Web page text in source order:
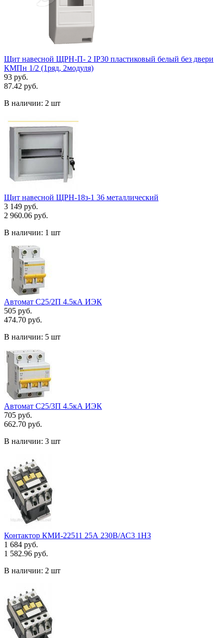
Щит навесной ЩРН-П- 2 IP30 пластиковый белый без двери
КМПн 1/2 (1ряд, 2модуля)
93 руб.
87.42 руб.
В наличии: 2 шт
Щит навесной ЩРН-18з-1 36 металлический
3 149 руб.
2 960.06 руб.
В наличии: 1 шт
Автомат C25/2П 4.5кА ИЭК
505 руб.
474.70 руб.
В наличии: 5 шт
Автомат C25/3П 4.5кА ИЭК
705 руб.
662.70 руб.
В наличии: 3 шт
Контактор КМИ-22511 25А 230В/АС3 1НЗ
1 684 руб.
1 582.96 руб.
В наличии: 2 шт